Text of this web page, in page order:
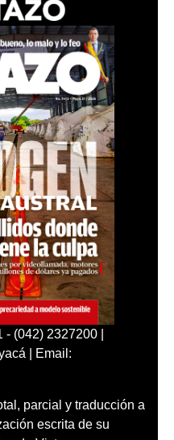
(042) 2327200 |
| Email:
parcial y traducción a
escrita de su